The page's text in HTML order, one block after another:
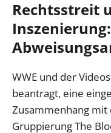
Rechtsstreit
WWE und der
beantragt, eine
Zusammenhang
Gruppierung The